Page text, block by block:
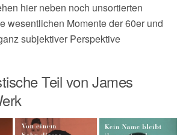
hier neben noch unsortierten
wesentlichen Momente der 60er und
subjektiver Perspektive
Teil von James